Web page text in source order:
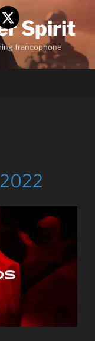
Spirit
francophone